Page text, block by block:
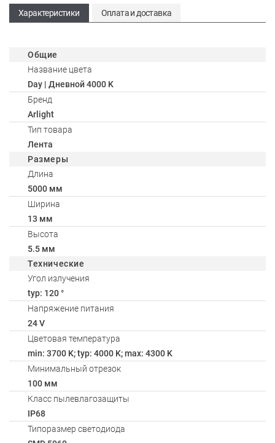
Характеристики Оплата и доставка
Общие
Название цвета
Day | Дневной 4000 K
Бренд
Arlight
Тип товара
Лента
Размеры
Длина
5000 мм
Ширина
13 мм
Высота
5.5 мм
Технические
Угол излучения
typ: 120 °
Напряжение питания
24 V
Цветовая температура
min: 3700 K; typ: 4000 K; max: 4300 K
Минимальный отрезок
100 мм
Класс пылевлагозащиты
IP68
Типоразмер светодиода